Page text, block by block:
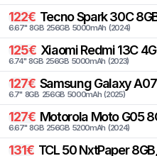
122€ TecnoSpark 30C
6.67" 8GB 256GB 5000mAh (2024)
125€ Xiaomi Redmi 13C
6.74" 8GB 256GB 5000mAh (2023)
127€ Samsung Galaxy A07
6.7" 8GB 256GB 5000mAh (2025)
127€ Motorola Moto G05
6.67" 8GB 256GB 5200mAh (2024)
131€ TCL 50 NxtPaper 8GB,